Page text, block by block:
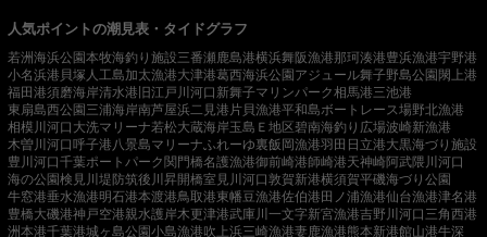
人気ポイントの潮見表・タイドグラフ
若洲海浜公園本牧海釣り施設三番瀬 鹿島港横浜舞阪漁港那珂湊港豊浜漁港宇野港
小名浜港 貝塚人工島加太漁港大津港葛西海浜公園アジュール舞子野島公園閖上港
福田港須磨海岸清水港 旧江戸川河口 新舞子マリンパーク相馬港三池港
東扇島西公園三浦海岸南芦屋浜二見港 片貝漁港平和島ボートレース場野北漁港
相模川河口 大洗マリーナ若松大蔵海岸玉島Ｅ地区碧南海釣り広場波崎新漁港
木曽川河口呼子港 八景島マリーナふれーゆ裏飯岡漁港羽田 日立港大黒海づり施設
豊川河口千葉ポートパーク関門橋名護漁港御前崎港師崎港天神崎阿武隈川河口
海の公園検見川堤防筑後川昇開橋室見川河口敦賀新港横須賀平磯海づり公園
牛窓港垂水漁港明石港本渡港鳥取港東幡豆漁港佐伯港田ノ浦漁港仙台漁港津名港
豊橋大磯港神戸空港親水護岸木更津港武庫川一文字新宮漁港吉野川河口 三角西港
洲本港千葉港城ヶ島公園小島漁港吹上浜三崎漁港妻鹿漁港熊本新港館山港牛深